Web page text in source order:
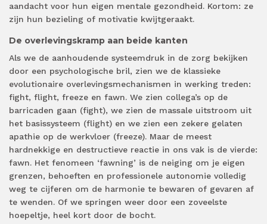
aandacht voor hun eigen mentale gezondheid. Kortom: ze
zijn hun bezieling of motivatie kwijtgeraakt.
De overlevingskramp aan beide kanten
Als we de aanhoudende systeemdruk in de zorg bekijken
door een psychologische bril, zien we de klassieke
evolutionaire overlevingsmechanismen in werking treden:
fight, flight, freeze en fawn. We zien collega’s op de
barricaden gaan (fight), we zien de massale uitstroom uit
het basissysteem (flight) en we zien een zekere gelaten
apathie op de werkvloer (freeze). Maar de meest
hardnekkige en destructieve reactie in ons vak is de vierde:
fawn. Het fenomeen ‘fawning’ is de neiging om je eigen
grenzen, behoeften en professionele autonomie volledig
weg te cijferen om de harmonie te bewaren of gevaren af
te wenden. Of we springen weer door een zoveelste
hoepeltje, heel kort door de bocht.